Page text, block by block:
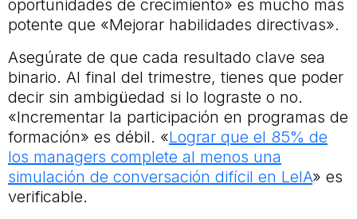
oportunidades de crecimiento» es mucho más
potente que «Mejorar habilidades directivas».
Asegúrate de que cada resultado clave sea
binario. Al final del trimestre, tienes que poder
decir sin ambigüedad si lo lograste o no.
«Incrementar la participación en programas de
formación» es débil. «Lograr que el 85% de
los managers complete al menos una
simulación de conversación difícil en LeIA» es
verificable.